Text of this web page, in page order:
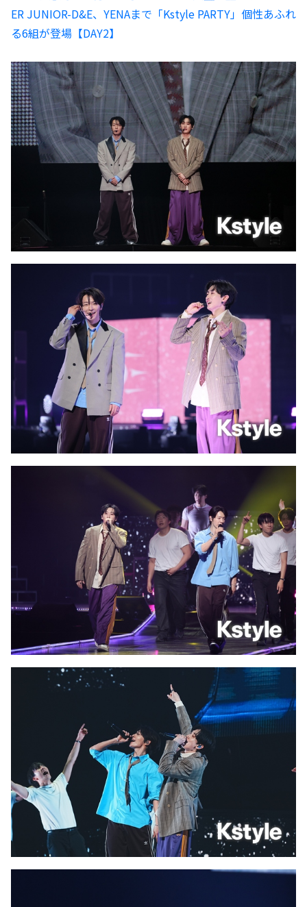
ER JUNIOR-D&E、YENAまで「Kstyle PARTY」個性あふれ
る6組が登場【DAY2】